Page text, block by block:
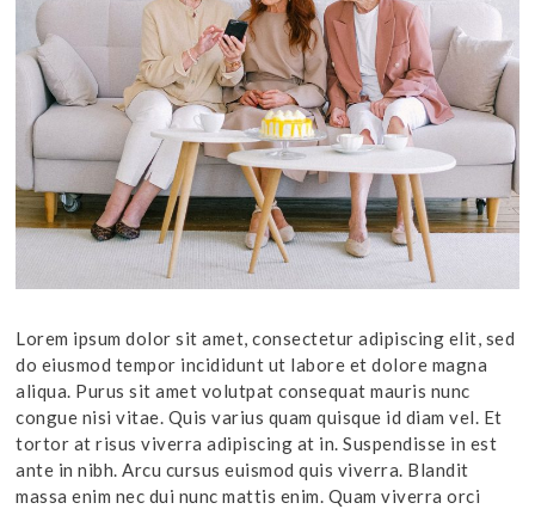
Lorem ipsum dolor sit amet, consectetur adipiscing elit, sed
do eiusmod tempor incididunt ut labore et dolore magna
aliqua. Purus sit amet volutpat consequat mauris nunc
congue nisi vitae. Quis varius quam quisque id diam vel. Et
tortor at risus viverra adipiscing at in. Suspendisse in est
ante in nibh. Arcu cursus euismod quis viverra. Blandit
massa enim nec dui nunc mattis enim. Quam viverra orci